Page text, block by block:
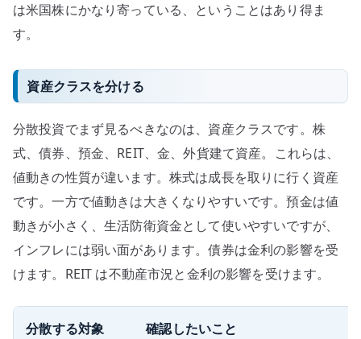
は米国株にかなり寄っている、ということはあり得ま
す。
資産クラスを分ける
分散投資でまず見るべきなのは、資産クラスです。株
式、債券、預金、REIT、金、外貨建て資産。これらは、
値動きの性質が違います。株式は成長を取りに行く資産
です。一方で値動きは大きくなりやすいです。預金は値
動きが小さく、生活防衛資金として使いやすいですが、
インフレには弱い面があります。債券は金利の影響を受
けます。REIT は不動産市況と金利の影響を受けます。
分散する対象 確認したいこと